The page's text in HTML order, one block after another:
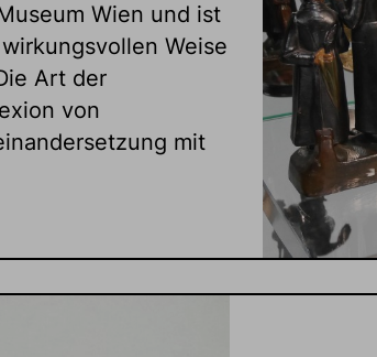
Wien und ist
Weise
Art der
von
mit